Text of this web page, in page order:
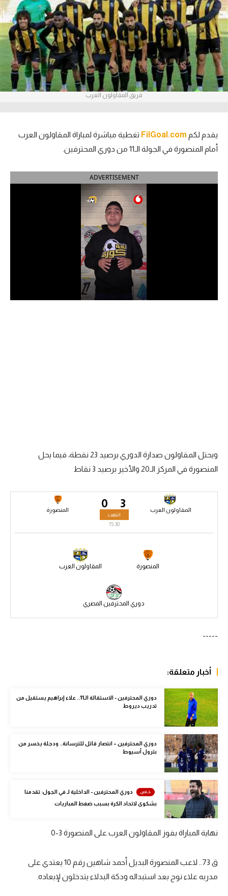
آراء حرة
ركن الألعاب
بطولات
أمريكا 2026
الدوري الإنجليزي الممتاز
الدوري الإسباني
الدوري السعودي للمحترفين
سعودي في الجول
الدوري الإنجليزي
الدوري الإسباني
كرة طائرة
الوطن العربي
في المونديال
رياضة نسائية
آسيا
أمريكا
ركن الألعاب
أقسام خاصة
ميركاتو
تحقيق في الجول
فريق المقاولون العرب
يقدم لكم FilGoal.com تغطية مباشرة لمباراة المقاولون العرب
أمام المنصورة في الجولة الـ11 من دوري المحترفين.
ADVERTISEMENT
ويحتل المقاولون صدارة الدوري برصيد 23 نقطة، فيما يحل
المنصورة في المركز الـ20 والأخير برصيد 3 نقاط
3 المقاولون العرب 0 المنصورة
انتهت
15:30
المنصورة المقاولون العرب
دوري المحترفين المصري
-----
أخبار متعلقة:
دوري المحترفين - الاستقالة الـ11.. علاء إبراهيم يستقيل من
تدريب ديروط
دوري المحترفين – انتصار قاتل للترسانة.. ودجلة يخسر من
بترول أسيوط
دوري المحترفين - الداخلية لـ في الجول: تقدمنا
بشكوى لاتحاد الكرة بسبب ضغط المباريات
نهاية المباراة بفوز المقاولون العرب على المنصورة 3-0
ق 73.. لاعب المنصورة البديل أحمد شاهين رقم 10 يعتدي على
مدربه علاء نوح بعد استبداله ودكة البدلاء يتدخلون لإبعاده.